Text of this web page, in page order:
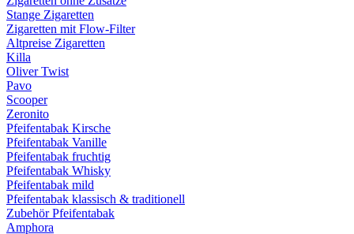
Stange Zigaretten
Zigaretten mit Flow-Filter
Altpreise Zigaretten
Killa
Oliver Twist
Pavo
Scooper
Zeronito
Pfeifentabak Kirsche
Pfeifentabak Vanille
Pfeifentabak fruchtig
Pfeifentabak Whisky
Pfeifentabak mild
Pfeifentabak klassisch & traditionell
Zubehör Pfeifentabak
Amphora